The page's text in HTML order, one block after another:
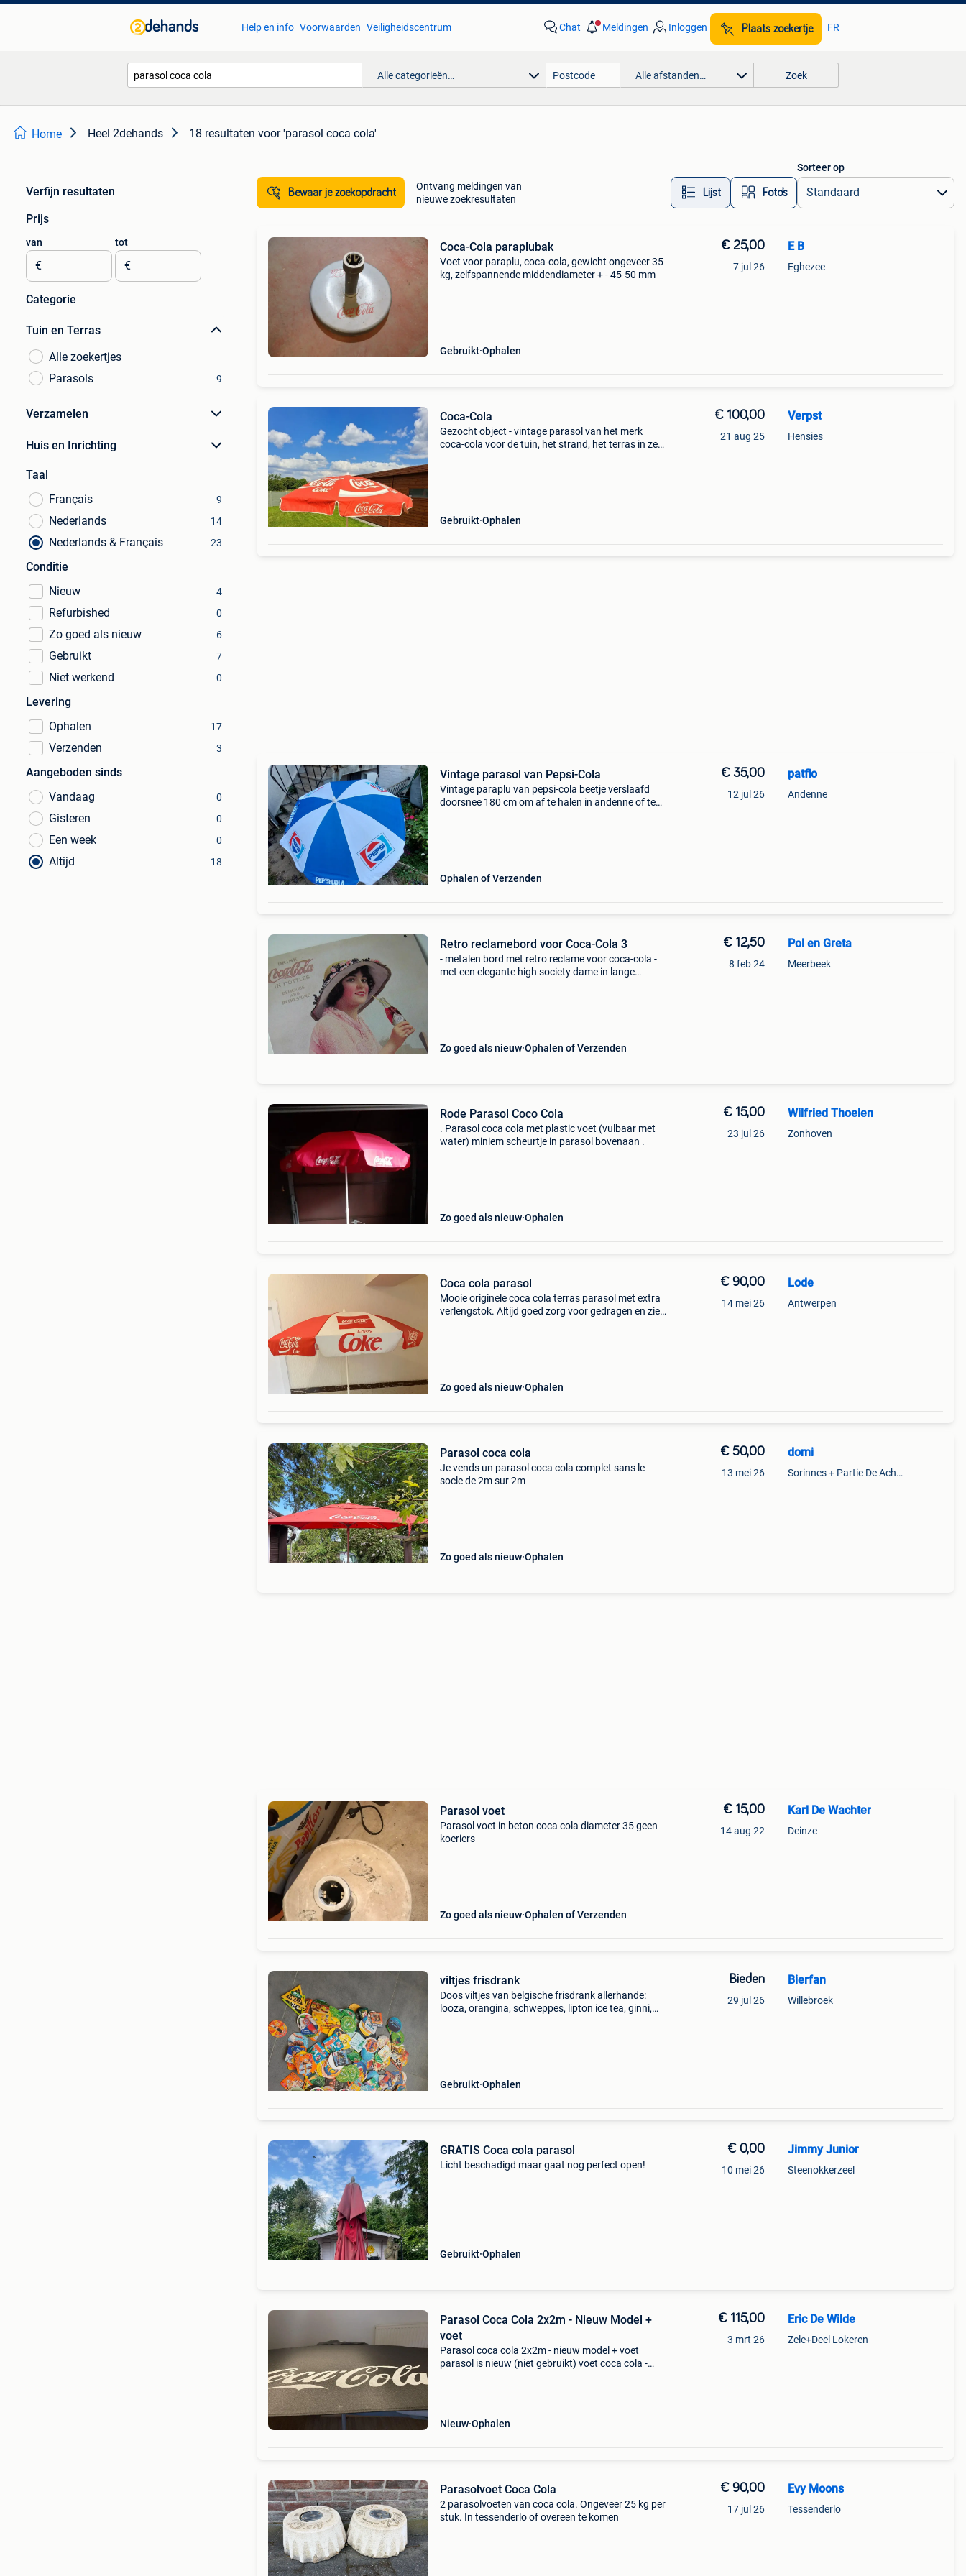
Help en info Voorwaarden Veiligheidscentrum Chat Meldingen Inloggen Plaats zoekertje FR
Alle categorieën… Alle afstanden… Zoek
Home Heel 2dehands 18 resultaten voor 'parasol coca cola'
Verfijn resultaten
Prijs
van
€
tot
€
Categorie
Tuin en Terras
Alle zoekertjes
Parasols
9
Verzamelen
Huis en Inrichting
Taal
Français
9
Nederlands 14
Nederlands & Français 23
Conditie
Nieuw
4
Refurbished 0
Zo goed als nieuw 6
Gebruikt 7
Niet werkend 0
Levering
Ophalen
17
Verzenden 3
Aangeboden sinds
Vandaag
0
Gisteren 0
Een week 0
Altijd 18
Bewaar je zoekopdracht
Ontvang meldingen van
nieuwe zoekresultaten
Lijst Foto’s
Sorteer op
Coca-Cola paraplubak
Voet voor paraplu, coca-cola, gewicht ongeveer 35
kg, zelfspannende middendiameter + - 45-50 mm
Gebruikt Ophalen
€ 25,00
7 jul 26
E B
Eghezee
Coca-Cola
Gezocht object - vintage parasol van het merk
coca-cola voor de tuin, het strand, het terras in zeer
Gebruikt Ophalen
€ 100,00
21 aug 25
Verpst
Hensies
Vintage parasol van Pepsi-Cola
Vintage paraplu van pepsi-cola beetje verslaafd
doorsnee 180 cm om af te halen in andenne of te
Ophalen of Verzenden
€ 35,00
12 jul 26
patflo
Andenne
Retro reclamebord voor Coca-Cola 3
- metalen bord met retro reclame voor coca-cola -
met een elegante high society dame in lange
Zo goed als nieuw Ophalen of Verzenden
€ 12,50
8 feb 24
Pol en Greta
Meerbeek
Rode Parasol Coco Cola
. Parasol coca cola met plastic voet (vulbaar met
water) miniem scheurtje in parasol bovenaan .
Zo goed als nieuw Ophalen
€ 15,00
23 jul 26
Wilfried Thoelen
Zonhoven
Coca cola parasol
Mooie originele coca cola terras parasol met extra
verlengstok. Altijd goed zorg voor gedragen en ziet
Zo goed als nieuw Ophalen
€ 90,00
14 mei 26
Lode
Antwerpen
Parasol coca cola
Je vends un parasol coca cola complet sans le
socle de 2m sur 2m
Zo goed als nieuw Ophalen
€ 50,00
13 mei 26
domi
Sorinnes + Partie De Achene
Parasol voet
Parasol voet in beton coca cola diameter 35 geen
koeriers
Zo goed als nieuw Ophalen of Verzenden
€ 15,00
14 aug 22
Karl De Wachter
Deinze
viltjes frisdrank
Doos viltjes van belgische frisdrank allerhande:
looza, orangina, schweppes, lipton ice tea, ginni,
Gebruikt Ophalen
Bieden
29 jul 26
Bierfan
Willebroek
GRATIS Coca cola parasol
Licht beschadigd maar gaat nog perfect open!
Gebruikt Ophalen
€ 0,00
10 mei 26
Jimmy Junior
Steenokkerzeel
Parasol Coca Cola 2x2m - Nieuw Model +
voet
Parasol coca cola 2x2m - nieuw model + voet
parasol is nieuw (niet gebruikt) voet coca cola -
Nieuw Ophalen
€ 115,00
3 mrt 26
Eric De Wilde
Zele+Deel Lokeren
Parasolvoet Coca Cola
2 parasolvoeten van coca cola. Ongeveer 25 kg per
stuk. In tessenderlo of overeen te komen
€ 90,00
17 jul 26
Evy Moons
Tessenderlo